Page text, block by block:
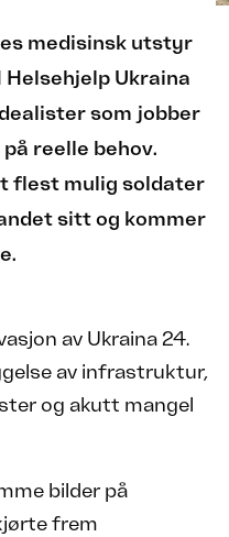
medisinsk utstyr
Ukraina
som jobber
reelle behov.
flest mulig soldater
sitt og kommer
av Ukraina 24.
av infrastruktur,
og akutt mangel
bilder på
frem